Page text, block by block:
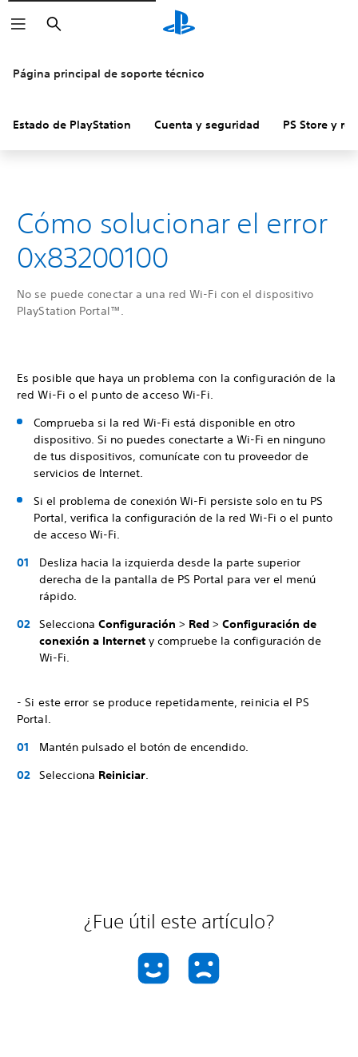
Buscar
Página principal de soporte técnico
Estado de PlayStation Cuenta y seguridad PS Store y
Cómo solucionar el error
0x83200100
No se puede conectar a una red Wi-Fi con el dispositivo
PlayStation Portal™.
Es posible que haya un problema con la configuración de la
red Wi-Fi o el punto de acceso Wi-Fi.
Comprueba si la red Wi-Fi está disponible en otro
dispositivo. Si no puedes conectarte a Wi-Fi en ninguno
de tus dispositivos, comunícate con tu proveedor de
servicios de Internet.
Si el problema de conexión Wi-Fi persiste solo en tu PS
Portal, verifica la configuración de la red Wi-Fi o el punto
de acceso Wi-Fi.
Desliza hacia la izquierda desde la parte superior
derecha de la pantalla de PS Portal para ver el menú
rápido.
Selecciona Configuración > Red > Configuración de
conexión a Internet y compruebe la configuración de
Wi-Fi.
- Si este error se produce repetidamente, reinicia el PS
Portal.
Mantén pulsado el botón de encendido.
Selecciona Reiniciar.
¿Fue útil este artículo?